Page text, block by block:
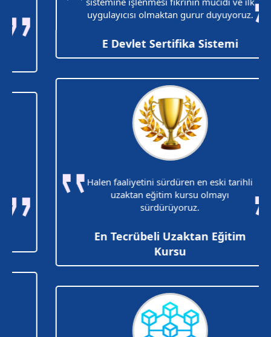
uygulayıcısı olmaktan gurur duyuyoruz.
E Devlet Sertifika Sistemi
Halen faaliyetini sürdüren en eski tarihli
uzaktan eğitim kursu olmayı
sürdürüyoruz.
En Tecrübeli Uzaktan Eğitim